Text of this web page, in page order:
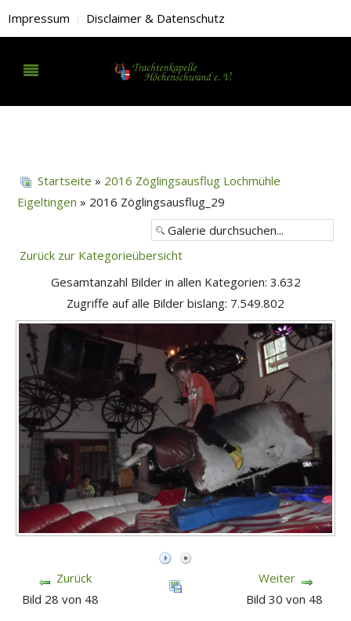
Impressum Disclaimer & Datenschutz
Startseite » 2016 Zöglingsausflug Lochmühle
Eigeltingen » 2016 Zöglingsausflug_29
Zurück zur Kategorieübersicht
Gesamtanzahl Bilder in allen Kategorien: 3.632
Zugriffe auf alle Bilder bislang: 7.549.802
Zurück
Bild 28 von 48
Weiter
Bild 30 von 48